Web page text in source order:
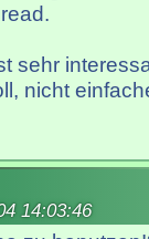
sehr
nicht
14:03:46